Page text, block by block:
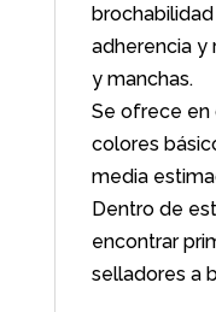
adherencia y
y manchas.
Se ofrece en
colores
media
Dentro de
encontrar
selladores a